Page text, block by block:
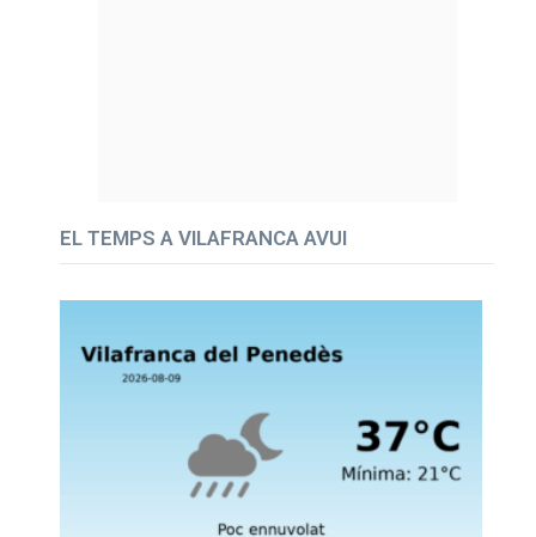
EL TEMPS A VILAFRANCA AVUI